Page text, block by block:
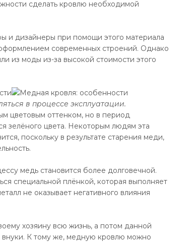
сделать кровлю необходимой
и дизайнеры при помощи этого материала
современных строений. Однако
из моды из-за высокой стоимости этого
в процессе эксплуатации.
цветовым оттенком, но в период
зелёного цвета. Некоторым людям эта
поскольку в результате старения меди,
медь становится более долговечной.
специальной плёнкой, которая выполняет
не оказывает негативного влияния
хозяину всю жизнь, а потом данной
внуки. К тому же, медную кровлю можно